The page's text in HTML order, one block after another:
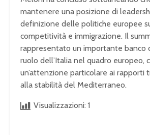
mantenere una posizione di
definizione delle politiche europee
competitività e immigrazione. Il
rappresentato un importante banco
ruolo dell’Italia nel quadro europeo,
un’attenzione particolare ai rapporti
alla stabilità del Mediterraneo.
Visualizzazioni: 1